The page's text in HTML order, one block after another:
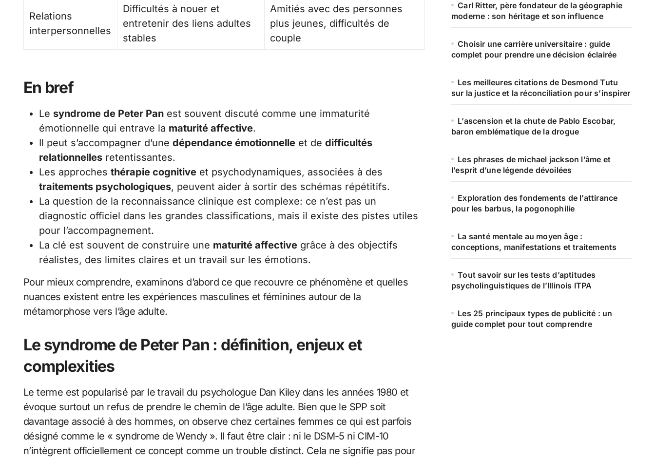
Relations
interpersonnelles
Difficultés à nouer et
entretenir des liens adultes
stables
Amitiés avec des personnes
plus jeunes, difficultés de
couple
En bref
Le syndrome de Peter Pan est souvent discuté comme une immaturité
émotionnelle qui entrave la maturité affective.
Il peut s’accompagner d’une dépendance émotionnelle et de difficultés
relationnelles retentissantes.
Les approches thérapie cognitive et psychodynamiques, associées à des
traitements psychologiques, peuvent aider à sortir des schémas répétitifs.
La question de la reconnaissance clinique est complexe: ce n’est pas un
diagnostic officiel dans les grandes classifications, mais il existe des pistes utiles
pour l’accompagnement.
La clé est souvent de construire une maturité affective grâce à des objectifs
réalistes, des limites claires et un travail sur les émotions.
Pour mieux comprendre, examinons d’abord ce que recouvre ce phénomène et quelles
nuances existent entre les expériences masculines et féminines autour de la
métamorphose vers l’âge adulte.
Le syndrome de Peter Pan : définition, enjeux et
complexities
Le terme est popularisé par le travail du psychologue Dan Kiley dans les années 1980 et
évoque surtout un refus de prendre le chemin de l’âge adulte. Bien que le SPP soit
davantage associé à des hommes, on observe chez certaines femmes ce qui est parfois
désigné comme le « syndrome de Wendy ». Il faut être clair : ni le DSM-5 ni CIM-10
n’intègrent officiellement ce concept comme un trouble distinct. Cela ne signifie pas pour
Carl Ritter, père fondateur de la géographie
moderne : son héritage et son influence
Choisir une carrière universitaire : guide
complet pour prendre une décision éclairée
Les meilleures citations de Desmond Tutu
sur la justice et la réconciliation pour s’inspirer
L’ascension et la chute de Pablo Escobar,
baron emblématique de la drogue
Les phrases de michael jackson l’âme et
l’esprit d’une légende dévoilées
Exploration des fondements de l’attirance
pour les barbus, la pogonophilie
La santé mentale au moyen âge :
conceptions, manifestations et traitements
Tout savoir sur les tests d’aptitudes
psycholinguistiques de l’Illinois ITPA
Les 25 principaux types de publicité : un
guide complet pour tout comprendre